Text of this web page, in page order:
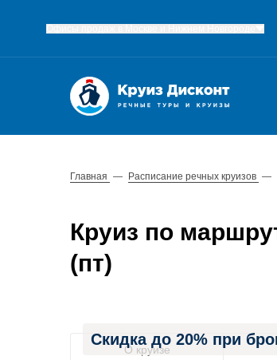
Главная — Расписание речных круизов —
Круиз по
(пт)
Скидка до 20% при
О круизе